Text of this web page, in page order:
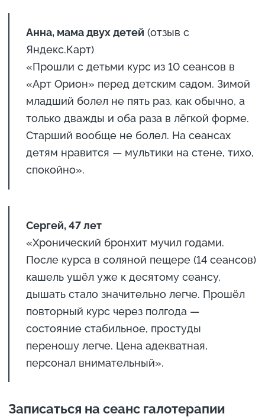
Анна, мама двух детей (отзыв с
Яндекс.Карт)
«Прошли с детьми курс из 10 сеансов в
«Арт Орион» перед детским садом. Зимой
младший болел не пять раз, как обычно, а
только дважды и оба раза в лёгкой форме.
Старший вообще не болел. На сеансах
детям нравится — мультики на стене, тихо,
спокойно».
Сергей, 47 лет
«Хронический бронхит мучил годами.
После курса в соляной пещере (14 сеансов)
кашель ушёл уже к десятому сеансу,
дышать стало значительно легче. Прошёл
повторный курс через полгода —
состояние стабильное, простуды
переношу легче. Цена адекватная,
персонал внимательный».
Записаться на сеанс галотерапии